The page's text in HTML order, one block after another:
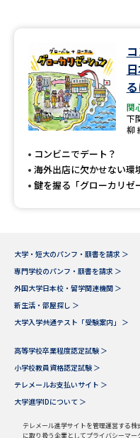
過去問題集
大学・短大以外の資料か
専門学校の資料請求
留学・進学関連、塾・予備校
大学入学共通テスト「受験上の
高等学校（情報）教員資格認定
試験
大学で学べる内容や特
新増設大学・学部・学科特集
関
下
柳
コンビニでデート？
海外出店に欠かせない環
鍵を握る「グローカリゼ
大学・短大のパンフ・願書を請求 ＞
専門学校のパンフ・願書を請求 ＞
外国大学日本校・留学関連機関 ＞
新生活・部屋探し ＞
大学入学共通テスト「受験案内」 ＞
高等学校卒業程度認定試験 ＞
小学校教員資格認定試験 ＞
テレメールお支払いサイト ＞
大学進学IDについて ＞
テレメール進学サイトを管理運営する
に取り扱う企業としてプライバシーマー